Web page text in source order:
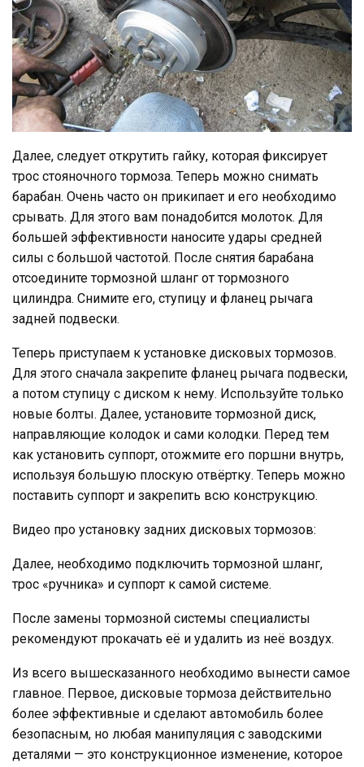
Далее, следует открутить гайку, которая фиксирует
трос стояночного тормоза. Теперь можно снимать
барабан. Очень часто он прикипает и его необходимо
срывать. Для этого вам понадобится молоток. Для
большей эффективности наносите удары средней
силы с большой частотой. После снятия барабана
отсоедините тормозной шланг от тормозного
цилиндра. Снимите его, ступицу и фланец рычага
задней подвески.
Теперь приступаем к установке дисковых тормозов.
Для этого сначала закрепите фланец рычага подвески,
а потом ступицу с диском к нему. Используйте только
новые болты. Далее, установите тормозной диск,
направляющие колодок и сами колодки. Перед тем
как установить суппорт, отожмите его поршни внутрь,
используя большую плоскую отвёртку. Теперь можно
поставить суппорт и закрепить всю конструкцию.
Видео про установку задних дисковых тормозов:
Далее, необходимо подключить тормозной шланг,
трос «ручника» и суппорт к самой системе.
После замены тормозной системы специалисты
рекомендуют прокачать её и удалить из неё воздух.
Из всего вышесказанного необходимо вынести самое
главное. Первое, дисковые тормоза действительно
более эффективные и сделают автомобиль более
безопасным, но любая манипуляция с заводскими
деталями — это конструкционное изменение, которое